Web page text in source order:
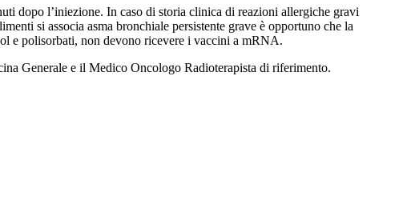
dopo l’iniezione. In caso di storia clinica di reazioni allergiche gravi
si associa asma bronchiale persistente grave è opportuno che la
e polisorbati, non devono ricevere i vaccini a mRNA.
Generale e il Medico Oncologo Radioterapista di riferimento.